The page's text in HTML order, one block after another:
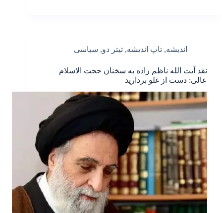
اندیشه, تاپ اندیشه, تیتر دو, سیاسی
نقد آیت الله ناظم زاده به سخنان حجت الاسلام
عالی: دست از غلو بردارید